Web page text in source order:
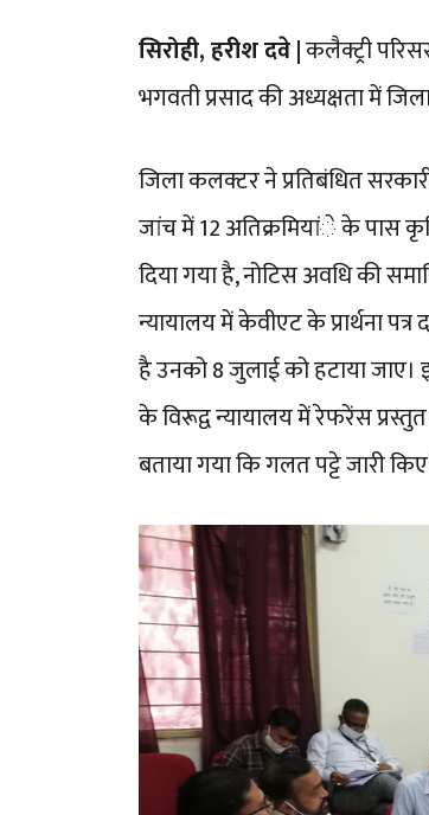
सिरोही, हरीश दवे |कलैक्ट्री
भगवती प्रसाद की अध्यक्षता में
जिला कलक्टर ने प्रतिबंधित
जांच में 12 अतिक्रमियांे के पास
दिया गया है, नोटिस अवधि की
न्यायालय में केवीएट के प्रार्थना
है उनको 8 जुलाई को हटाया जाए।
के विरूद्व न्यायालय में रेफरेंस
बताया गया कि गलत पट्टे जारी